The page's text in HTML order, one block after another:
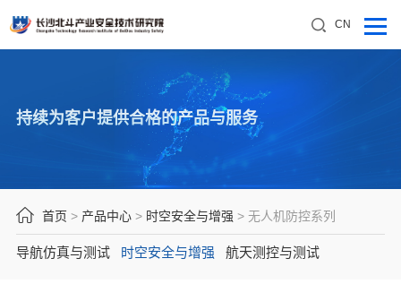
CN
持续为客户提供合格的产品与服务
首页 > 产品中心> 时空安全与增强 > 无人机防控系列
导航仿真与测试 时空安全与增强 航天测控与测试